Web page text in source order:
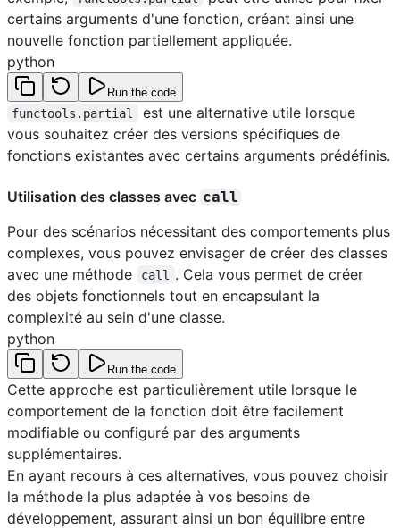
certains arguments d'une fonction, créant ainsi une
nouvelle fonction partiellement appliquée.
python
Run the code
functools.partial
est une alternative utile lorsque
vous souhaitez créer des versions spécifiques de
fonctions existantes avec certains arguments prédéfinis.
Utilisation des classes avec call
Pour des scénarios nécessitant des comportements plus
complexes, vous pouvez envisager de créer des classes
avec une méthode
call
. Cela vous permet de créer
des objets fonctionnels tout en encapsulant la
complexité au sein d'une classe.
python
Run the code
Cette approche est particulièrement utile lorsque le
comportement de la fonction doit être facilement
modifiable ou configuré par des arguments
supplémentaires.
En ayant recours à ces alternatives, vous pouvez choisir
la méthode la plus adaptée à vos besoins de
développement, assurant ainsi un bon équilibre entre